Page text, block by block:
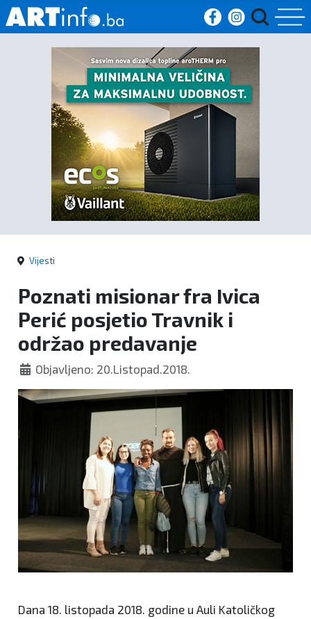
Početna
Vijesti
Sport
Kultura
Crna
kronika
Politika
Zanimljivosti
Vijesti
Poznati misionar fra Ivica
Perić posjetio Travnik i
održao predavanje
Objavljeno: 20.Listopad.2018.
Dana 18. listopada 2018. godine u Auli Katoličkog